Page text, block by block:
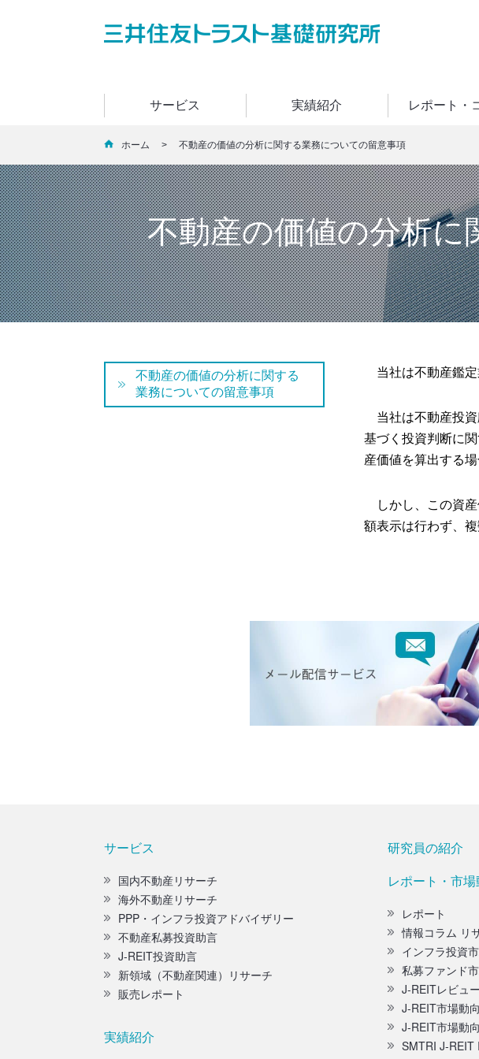
サービス 実績紹介 レポート・
ホーム > 不動産の価値の分析に関する業務についての留意事項
不動産の価値の分析
当社は不動産鑑定
当社は不動産投資
基づく投資判断に
産価値を算出する場
しかし、この資産
額表示は行わず、
不動産の価値の分析に関する
業務についての留意事項
サービス
国内不動産リサーチ
海外不動産リサーチ
PPP・インフラ投資アドバイザリー
不動産私募投資助言
J-REIT投資助言
新領域（不動産関連）リサーチ
販売レポート
実績紹介
研究員の紹介
レポート・市場
レポート
情報コラム リ
インフラ投資
私募ファンド
J-REITレビュー
J-REIT市場動
J-REIT市場動
SMTRI J-REIT